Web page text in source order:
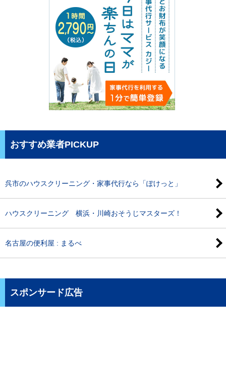
おすすめ業者PICKUP
呉市のハウスクリーニング・家事代行なら「ぽけっと」
ハウスクリーニング 横浜・川崎おそうじマスターズ！
名古屋の便利屋 : まるべ
スポンサード広告